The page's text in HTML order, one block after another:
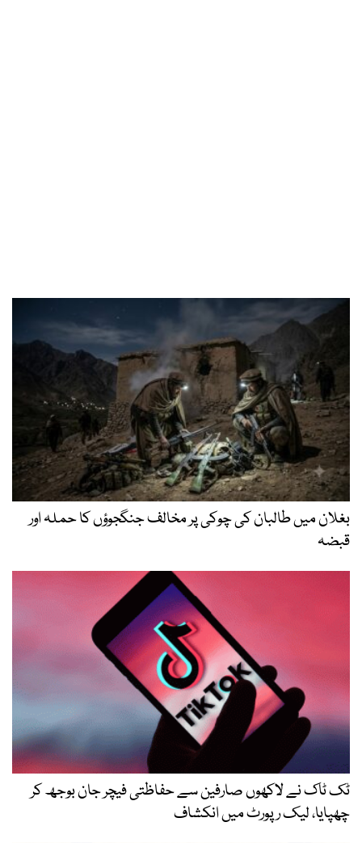
بغلان میں طالبان کی چوکی پر مخالف جنگجوؤں کا حملہ اور
قبضہ
ٹک ٹاک نے لاکھوں صارفین سے حفاظتی فیچر جان بوجھ کر
چھپایا، لیک رپورٹ میں انکشاف